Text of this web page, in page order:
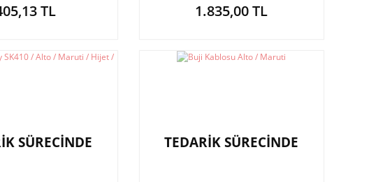
TL 1.835,00 TL
SÜRECİNDE TEDARİK SÜRECİNDE